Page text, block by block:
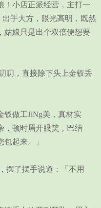
！小店正派经营，主打一
手大方，眼光高明，既然
姑娘只是出个双倍便想要
，直接除下头上金钗丢
做工JiNg美，真材实
，顿时眉开眼笑，巴结
起来。」
了摆手说道：「不用